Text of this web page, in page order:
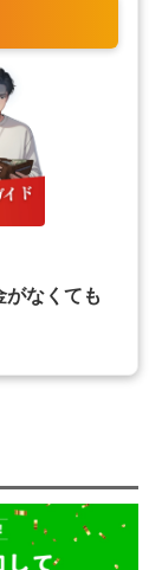
がなくても